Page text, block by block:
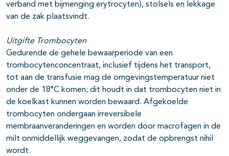
verband met bijmenging erytrocyten), stolsels en lekkage
van de zak plaatsvindt.
Uitgifte Trombocyten
Gedurende de gehele bewaarperiode van een
trombocytenconcentraat, inclusief tijdens het transport,
tot aan de transfusie mag de omgevingstemperatuur niet
onder de 18°C komen; dit houdt in dat trombocyten niet in
de koelkast kunnen worden bewaard. Afgekoelde
trombocyten ondergaan irreversibele
membraanveranderingen en worden door macrofagen in de
milt onmiddellijk weggevangen, zodat de opbrengst nihil
wordt.